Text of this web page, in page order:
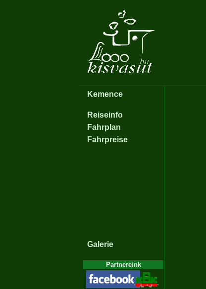
Kemence
Reiseinfo
Fahrplan
Fahrpreise
Galerie
Partnereink